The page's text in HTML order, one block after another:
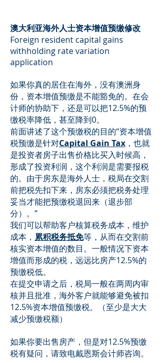
澳大利亚海外人士资本增值预缴修改
Foreign resident capital gains
withholding rate variation
application
如果你真的居住在海外，没有澳洲身
份，资本增值预缴是不能豁免的。在会
计师的协助下，还是可以把12.5%的预
缴税率降低，甚至降到0。
前面讲述了这个预缴税的目的“资本增值
税预缴是针对Capital Gain Tax ，也就
是投资者房子出售价格比买入时候高，
形成了投资利润，这个利润是需要报税
的。由于房东是海外人士，税局在交割
前把税先扣下来，房东必须把税务处理
妥当才能把预缴税退回来（退步部
分）。”
我们可以帮助客户核算税务成本，维护
成本， 累积税务抵免等，从而在交割前
核实资本增值的数目。一般情况下资本
增值而形成的税，远远比房产12.5%的
预缴税低。
在提交申请之后，税局一般在两周内审
核并且批准，海外客户就能够避免被扣
12.5%资本增值预缴税。（至少是大大
减少预缴税额）
如果你要出售房产，但是对12.5%预缴
税有疑问，请致电戴恩斯会计师咨询。